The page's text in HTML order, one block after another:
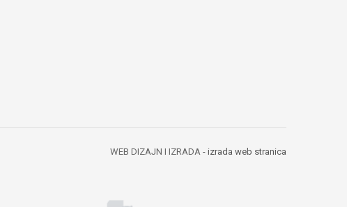
WEB DIZAJN I IZRADA - izrada web stranica